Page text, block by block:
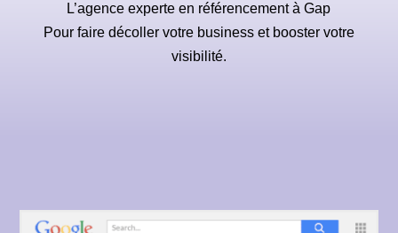
L’agence experte en référencement à Gap
Pour faire décoller votre business et booster votre
visibilité.